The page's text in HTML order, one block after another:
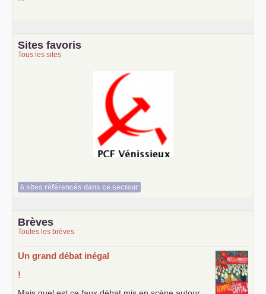
Sites favoris
Tous les sites
Le Vénissian
6 sites référencés dans ce secteur
Brèves
Toutes les brèves
Un grand débat inégal
!